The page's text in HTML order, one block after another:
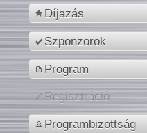
Díjazás
Szponzorok
Program
Regisztráció
Programbizottság